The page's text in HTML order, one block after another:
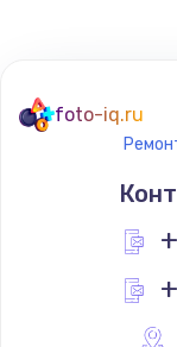
foto-iq.ru